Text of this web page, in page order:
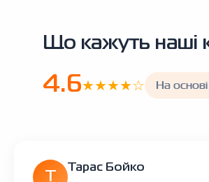
Що кажуть наші
4.6★★★★☆ На основі
Тарас Бойко